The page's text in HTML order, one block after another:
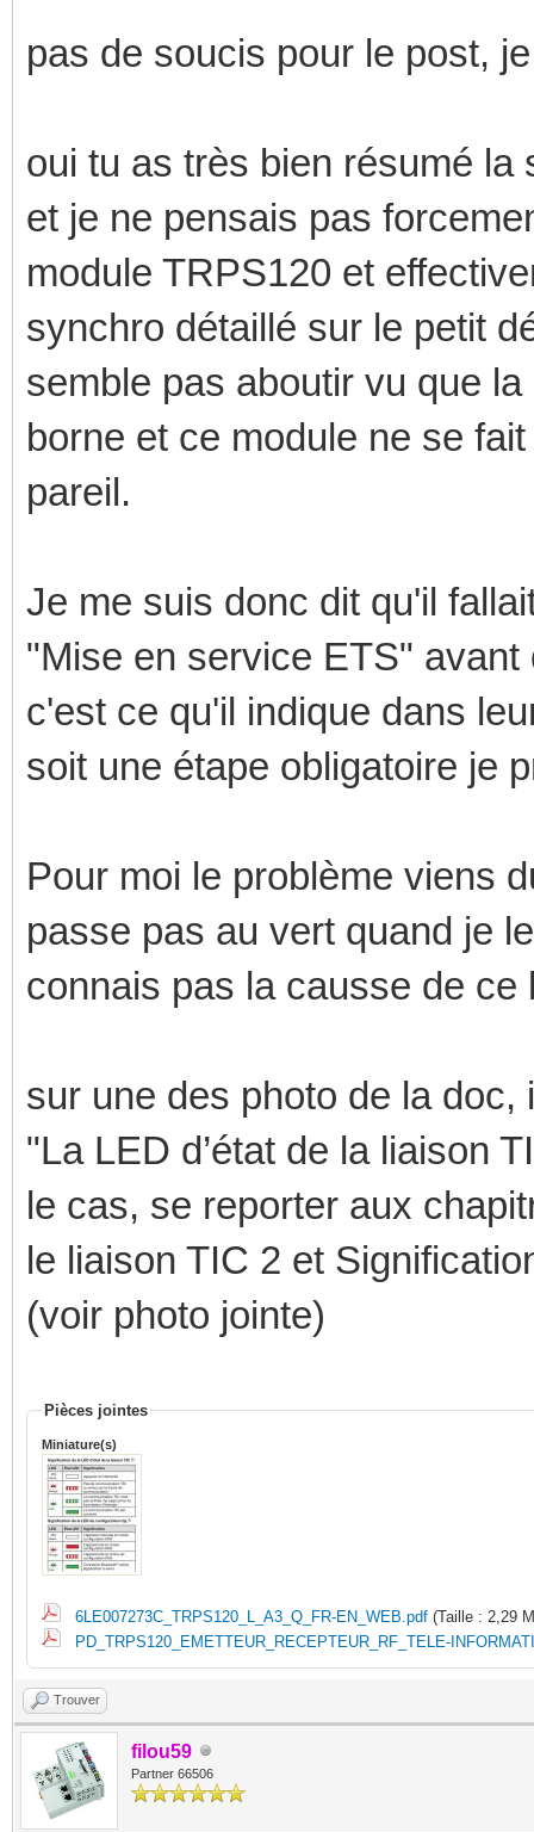
pas de soucis pour le post,
oui tu as très bien résumé
et je ne pensais pas
module TRPS120 et
synchro détaillé sur le petit
semble pas aboutir vu que
borne et ce module ne se
pareil.
Je me suis donc dit qu'il
"Mise en service ETS"
c'est ce qu'il indique dans
soit une étape obligatoire je
Pour moi le problème viens
passe pas au vert quand je
connais pas la causse de
sur une des photo de la doc,
"La LED d’état de la liaison
le cas, se reporter aux
le liaison TIC 2 et
(voir photo jointe)
Pièces jointes
Miniature(s)
6LE007273C_TRPS120_L_A3_Q_FR-EN_WEB.pdf (Taille : 2,29
PD_TRPS120_EMETTEUR_RECEPTEUR_RF_TELE-
Trouver
filou59
Partner 66506